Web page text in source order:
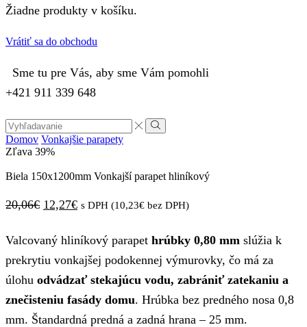
Žiadne produkty v košíku.
Vrátiť sa do obchodu
Sme tu pre Vás, aby sme Vám pomohli
+421 911 339 648
Search
input
Vyhľadávanie
Domov Vonkajšie parapety
Zľava 39%
Biela 150x1200mm Vonkajší parapet hliníkový
20,06€ Pôvodná
bola:
20,06€.
12,27€Aktuálna
je:
12,27€.
s DPH (10,23€ bez DPH)
Valcovaný hliníkový parapet hrúbky 0,80 mm slúžia k
prekrytiu vonkajšej podokennej výmurovky, čo má za
úlohu odvádzať stekajúcu vodu, zabrániť zatekaniu a
znečisteniu fasády domu. Hrúbka bez predného nosa 0,8
mm. Štandardná predná a zadná hrana – 25 mm.